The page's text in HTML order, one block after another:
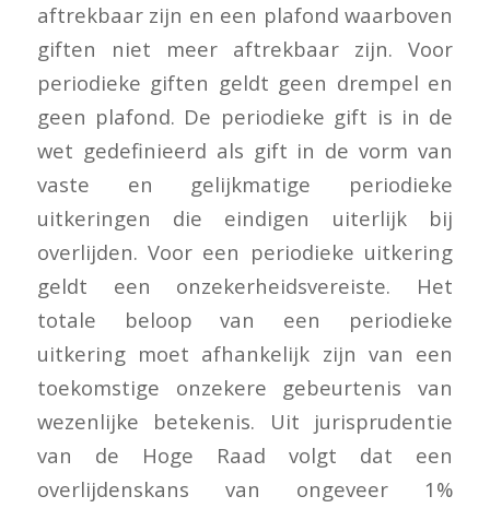
aftrekbaar zijn en een plafond waarboven
giften niet meer aftrekbaar zijn. Voor
periodieke giften geldt geen drempel en
geen plafond. De periodieke gift is in de
wet gedefinieerd als gift in de vorm van
vaste en gelijkmatige periodieke
uitkeringen die eindigen uiterlijk bij
overlijden. Voor een periodieke uitkering
geldt een onzekerheidsvereiste. Het
totale beloop van een periodieke
uitkering moet afhankelijk zijn van een
toekomstige onzekere gebeurtenis van
wezenlijke betekenis. Uit jurisprudentie
van de Hoge Raad volgt dat een
overlijdenskans van ongeveer 1%